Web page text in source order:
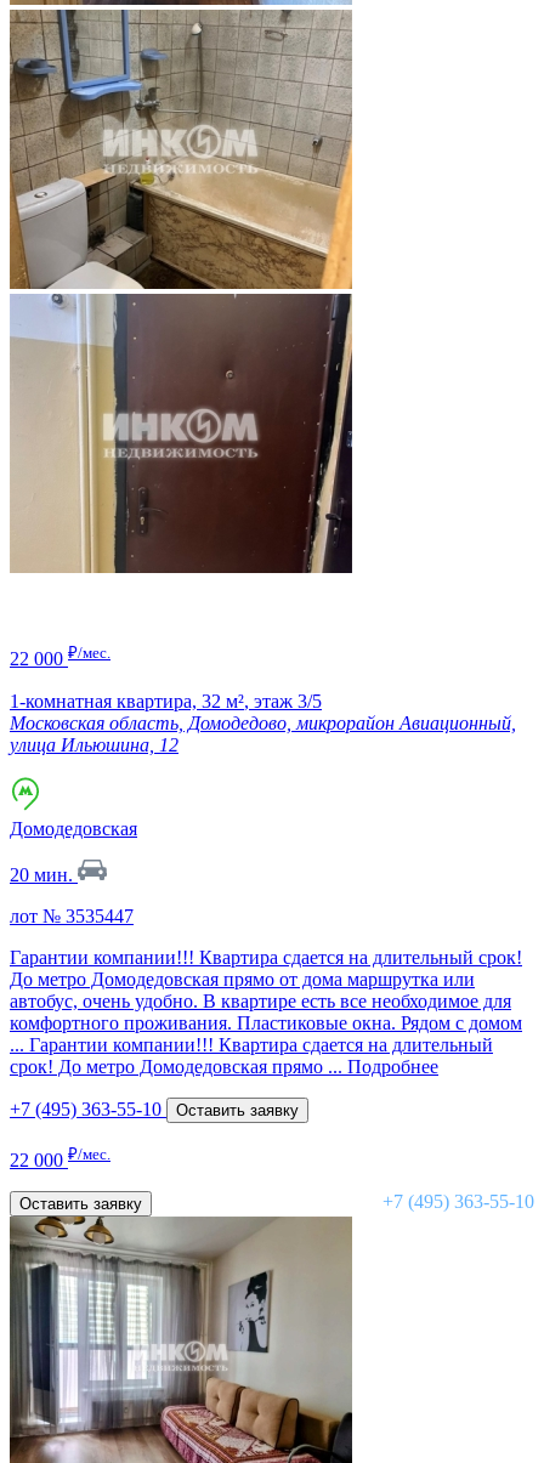
22 000 ₽/мес.
1-комнатная квартира, 32 м², этаж 3/5
Московская область, Домодедово, микрорайон Авиационный,
улица Ильюшина, 12
Домодедовская
20 мин.
лот № 3535447
Гарантии компании!!! Квартира сдается на длительный срок!
До метро Домодедовская прямо от дома маршрутка или
автобус, очень удобно. В квартире есть все необходимое для
комфортного проживания. Пластиковые окна. Рядом с домом
... Гарантии компании!!! Квартира сдается на длительный
срок! До метро Домодедовская прямо ... Подробнее
+7 (495) 363-55-10 Оставить заявку
22 000 ₽/мес.
+7 (495) 363-55-10
Оставить заявку